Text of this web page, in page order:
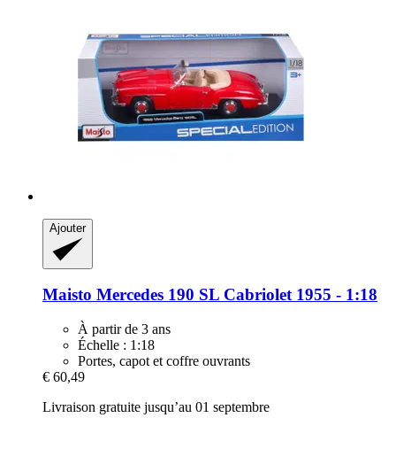
Ajouter
Maisto Mercedes 190 SL Cabriolet 1955 -​ 1:18
À partir de 3 ans
Échelle : 1:18
Portes, capot et coffre ouvrants
€ 60,49
Livraison gratuite jusqu’au 01 septembre